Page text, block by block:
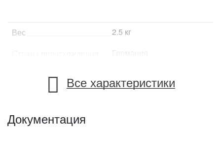
Вес
2.5 кг
Германия
Подходит для
Все характеристики
Документация